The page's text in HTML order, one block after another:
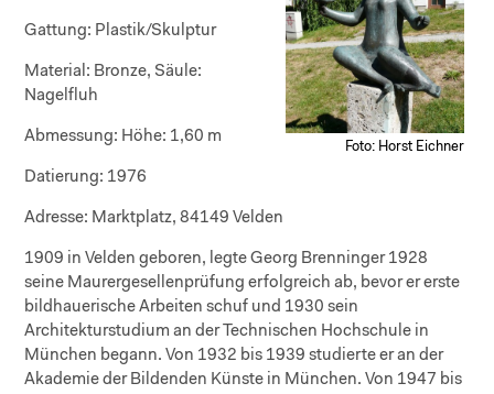
Foto: Horst Eichner
Gattung: Plastik/Skulptur
Material: Bronze, Säule:
Nagelfluh
Abmessung: Höhe: 1,60 m
Datierung: 1976
Adresse: Marktplatz, 84149 Velden
1909 in Velden geboren, legte Georg Brenninger 1928
seine Maurergesellenprüfung erfolgreich ab, bevor er erste
bildhauerische Arbeiten schuf und 1930 sein
Architekturstudium an der Technischen Hochschule in
München begann. Von 1932 bis 1939 studierte er an der
Akademie der Bildenden Künste in München. Von 1947 bis